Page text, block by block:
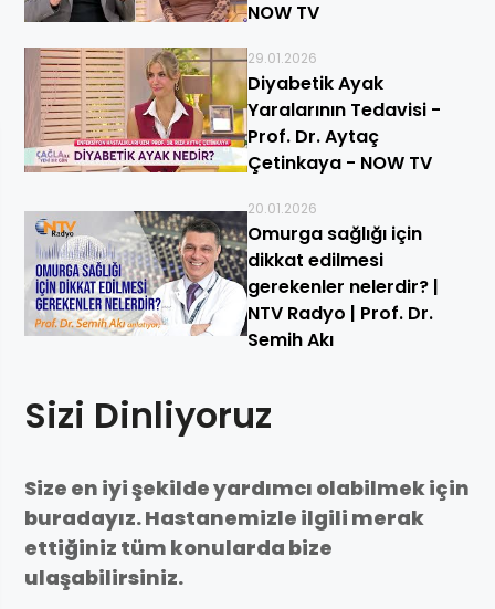
NOW TV
29.01.2026
Diyabetik Ayak
Yaralarının Tedavisi -
Prof. Dr. Aytaç
Çetinkaya - NOW TV
20.01.2026
Omurga sağlığı için
dikkat edilmesi
gerekenler nelerdir? |
NTV Radyo | Prof. Dr.
Semih Akı
Sizi Dinliyoruz
Size en iyi şekilde yardımcı olabilmek için
buradayız. Hastanemizle ilgili merak
ettiğiniz tüm konularda bize
ulaşabilirsiniz.